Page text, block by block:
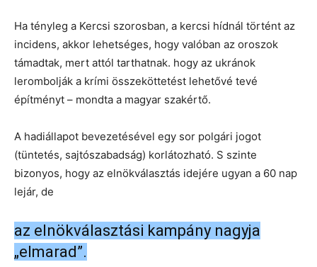
Ha tényleg a Kercsi szorosban, a kercsi hídnál történt az
incidens, akkor lehetséges, hogy valóban az oroszok
támadtak, mert attól tarthatnak. hogy az ukránok
lerombolják a krími összeköttetést lehetővé tevé
építményt – mondta a magyar szakértő.
A hadiállapot bevezetésével egy sor polgári jogot
(tüntetés, sajtószabadság) korlátozható. S szinte
bizonyos, hogy az elnökválasztás idejére ugyan a 60 nap
lejár, de
az elnökválasztási kampány nagyja
„elmarad”.